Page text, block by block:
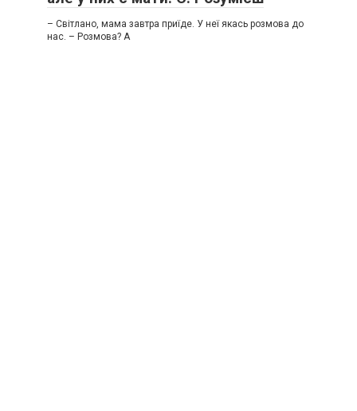
– Світлано, мама завтра приїде. У неї якась розмова до
нас. – Розмова? А